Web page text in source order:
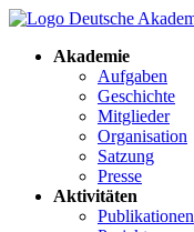
Akademie
Aufgaben
Geschichte
Mitglieder
Organisation
Satzung
Presse
Aktivitäten
Publikationen